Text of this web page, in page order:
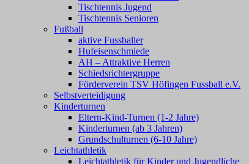
Tischtennis Jugend
Tischtennis Senioren
Fußball
aktive Fussballer
Hufeisenschmiede
AH – Attraktive Herren
Schiedsrichtergruppe
Förderverein TSV Höfingen Fussball e.V.
Selbstverteidigung
Kinderturnen
Eltern-Kind-Turnen (1-2 Jahre)
Kinderturnen (ab 3 Jahren)
Grundschulturnen (6-10 Jahre)
Leichtathletik
Leichtathletik für Kinder und Jugendliche